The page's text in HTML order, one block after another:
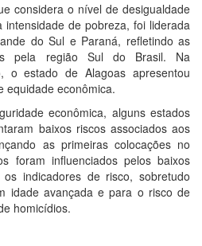
considera o nível de desigualdade
de pobreza, foi liderada
do Sul e Paraná, refletindo as
pela região Sul do Brasil. Na
o estado de Alagoas apresentou
equidade econômica.
econômica, alguns estados
baixos riscos associados aos
as primeiras colocações no
foram influenciados pelos baixos
indicadores de risco, sobretudo
idade avançada e para o risco de
homicídios.